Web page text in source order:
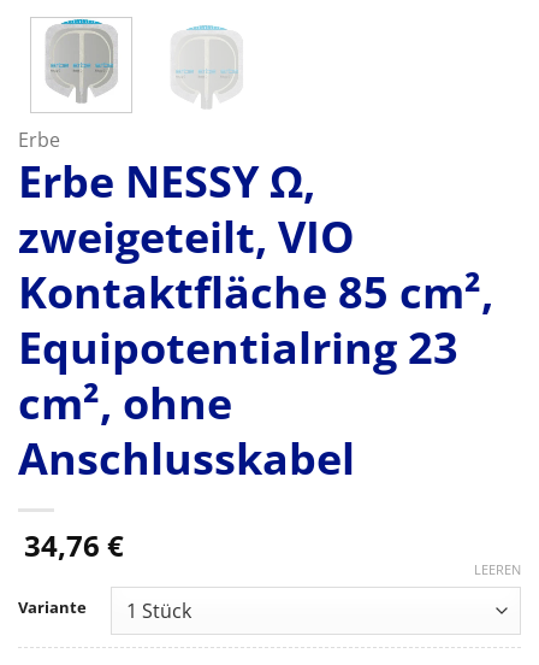
Erbe
Erbe NESSY Ω,
zweigeteilt, VIO
Kontaktfläche 85 cm²,
Equipotentialring 23
cm², ohne
Anschlusskabel
34,76 €
Variante
LEEREN